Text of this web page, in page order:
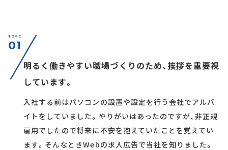
TOPIC
01
明るく働きやすい職場づくりのため、挨拶を重要視
しています。
入社する前はパソコンの設置や設定を行う会社でアルバ
イトをしていました。やりがいはあったのですが、非正規
雇用でしたので将来に不安を抱えていたことを覚えてい
ます。そんなときWebの求人広告で当社を知りました。